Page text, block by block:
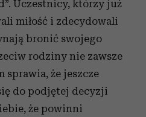
Uczestnicy, którzy już
miłość i zdecydowali
bronić swojego
rodziny nie zawsze
sprawia, że jeszcze
do podjętej decyzji
że powinni